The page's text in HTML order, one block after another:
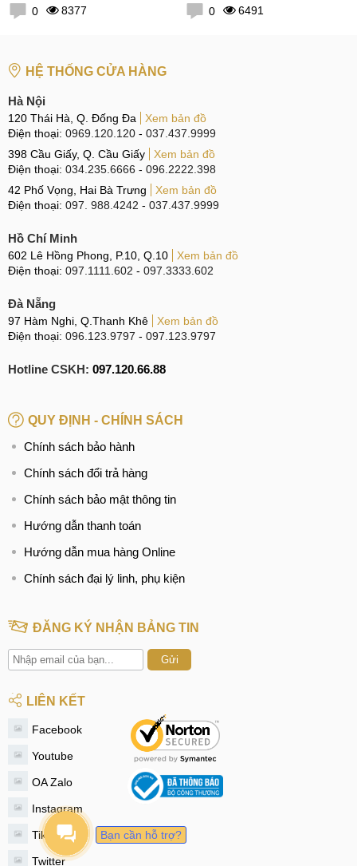
0
8377
0
6491
HỆ THỐNG CỬA HÀNG
Hà Nội
120 Thái Hà, Q. Đống Đa
Xem bản đồ
Điện thoại: 0969.120.120 - 037.437.9999
398 Cầu Giấy, Q. Cầu Giấy
Xem bản đồ
Điện thoại: 034.235.6666 - 096.2222.398
42 Phố Vọng, Hai Bà Trưng
Xem bản đồ
Điện thoại: 097. 988.4242 - 037.437.9999
Hồ Chí Minh
602 Lê Hồng Phong, P.10, Q.10
Xem bản đồ
Điện thoại: 097.1111.602 - 097.3333.602
Đà Nẵng
97 Hàm Nghi, Q.Thanh Khê
Xem bản đồ
Điện thoại: 096.123.9797 - 097.123.9797
Hotline CSKH: 097.120.66.88
QUY ĐỊNH - CHÍNH SÁCH
Chính sách bảo hành
Chính sách đổi trả hàng
Chính sách bảo mật thông tin
Hướng dẫn thanh toán
Hướng dẫn mua hàng Online
Chính sách đại lý linh, phụ kiện
ĐĂNG KÝ NHẬN BẢNG TIN
Gửi
LIÊN KẾT
Facebook
Youtube
OA Zalo
Instagram
Tiktok
Twitter
Bạn cần hỗ trợ?